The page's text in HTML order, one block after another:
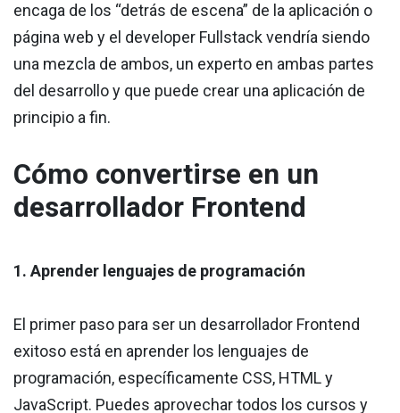
encaga de los “detrás de escena” de la aplicación o
página web y el developer Fullstack vendría siendo
una mezcla de ambos, un experto en ambas partes
del desarrollo y que puede crear una aplicación de
principio a fin.
Cómo convertirse en un
desarrollador Frontend
1. Aprender lenguajes de programación
El primer paso para ser un desarrollador Frontend
exitoso está en aprender los lenguajes de
programación, específicamente CSS, HTML y
JavaScript. Puedes aprovechar todos los cursos y